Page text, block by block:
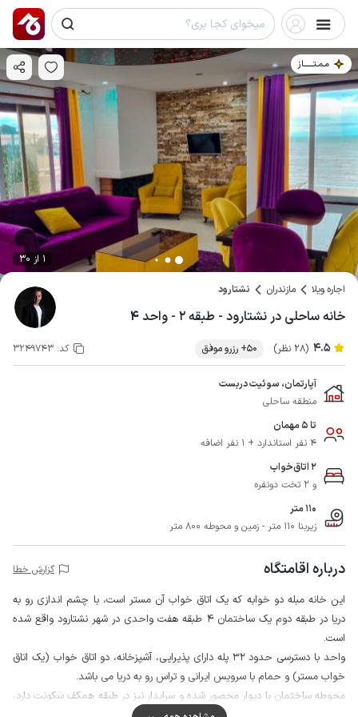
مـمـتــــــاز
1 از 30
اجاره ویلا مازندران نشتارود
خانه ساحلی در نشتارود - طبقه ۲ - واحد ۴
4.5 (28 نظر) 50+ رزرو موفق کد: 3249743
آپارتمان، سوئیت دربست
منطقه ساحلی
تا 5 مهمان
4 نفر استاندارد + 1 نفر اضافه
2 اتاق‌خواب
و 2 تخت دونفره
110 متر
زیربنا 110 متر - زمین و محوطه 800 متر
درباره اقامتگاه گزارش خطا
این خانه مبله دو خوابه که یک اتاق خواب آن مستر است، با چشم اندازی رو به
دریا در طبقه دوم یک ساختمان 4 طبقه هفت واحدی در شهر نشتارود واقع شده
است.
واحد با دسترسی حدود 32 پله دارای پذیرایی، آشپزخانه، دو اتاق خواب (یک اتاق
خواب مستر) و حمام با سرویس ایرانی و تراس رو به دریا می باشد.
محوطه ساختمان با دیوار محصور شده و سرایدار نیز در طبقه همکف سکونت دارد،